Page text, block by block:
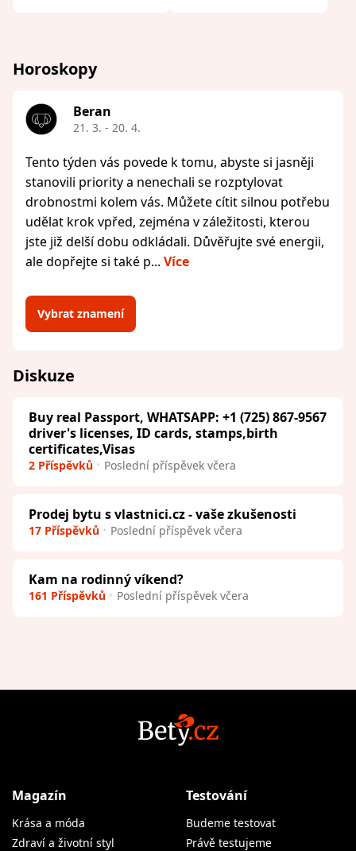
Horoskopy
Beran
21. 3. - 20. 4.
Tento týden vás povede k tomu, abyste si jasněji
stanovili priority a nenechali se rozptylovat
drobnostmi kolem vás. Můžete cítit silnou potřebu
udělat krok vpřed, zejména v záležitosti, kterou
jste již delší dobu odkládali. Důvěřujte své energii,
ale dopřejte si také p... Více
Vybrat znamení
Diskuze
Buy real Passport, WHATSAPP: +1 (725) 867-9567
driver's licenses, ID cards, stamps,birth
certificates,Visas
2 Příspěvků Poslední příspěvek včera
Prodej bytu s vlastnici.cz - vaše zkušenosti
17 Příspěvků Poslední příspěvek včera
Kam na rodinný víkend?
161 Příspěvků Poslední příspěvek včera
Magazín
Krása a móda
Zdraví a životní styl
Testování
Budeme testovat
Právě testujeme